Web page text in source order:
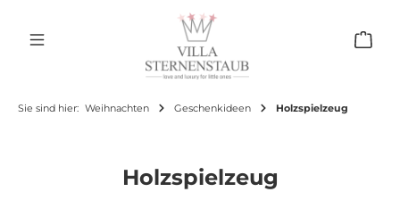
Sie sind hier: Weihnachten Geschenkideen Holzspielzeug
Holzspielzeug